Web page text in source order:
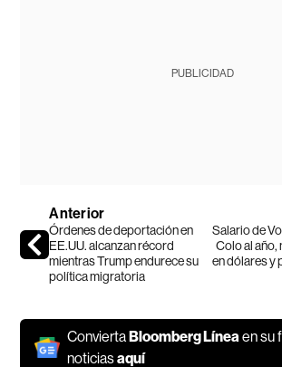
PUBLICIDAD
Anterior
Órdenes de deportación en
EE.UU. alcanzan récord
mientras Trump endurece su
política migratoria
Salario de
Colo al año,
en dólares y
ConviertaBloomberg Línea en su
noticiasaquí